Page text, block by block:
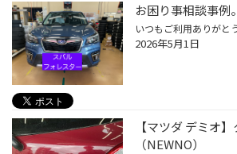
お困り事相談事例
2026年5月1日
【マツダ デミオ
（NEWNO）